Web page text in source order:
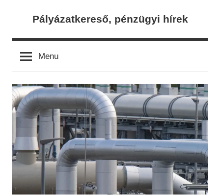
Pályázatkereső, pénzügyi hírek
Menu